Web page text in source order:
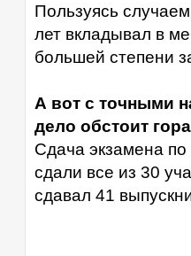
Пользуясь
лет вкладывал в
большей степени
А вот с точными
дело обстоит
Сдача экзамена
сдали все из 30
сдавал 41